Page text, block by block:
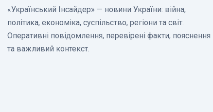
«Український Інсайдер» — новини України: війна,
політика, економіка, суспільство, регіони та світ.
Оперативні повідомлення, перевірені факти, пояснення
та важливий контекст.